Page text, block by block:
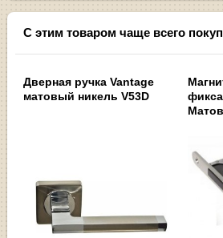
С этим товаром чаще всего
Дверная ручка Vantage
матовый никель V53D